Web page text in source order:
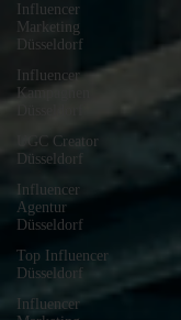
Influencer
Marketing
Düsseldorf
Influencer
Kampagnen
UGC Creator
Düsseldorf
Influencer
Agentur
Düsseldorf
Top Influencer
Düsseldorf
Influencer